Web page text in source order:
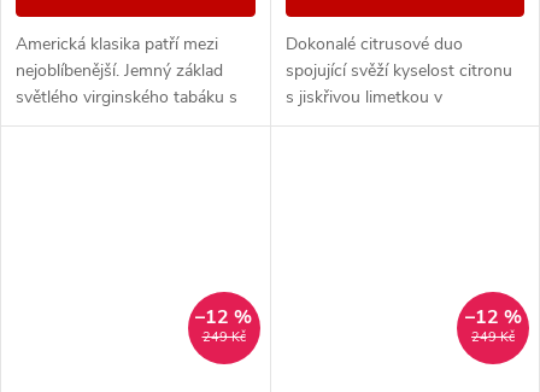
Americká klasika patří mezi
nejoblíbenější. Jemný základ
světlého virginského tabáku s
sebou nese nenápadné lehce
Dokonalé citrusové duo
spojující svěží kyselost citronu
s jiskřivou limetkou v
kombinaci, která přináší
249 Kč
–12 %
249 Kč
–12 %